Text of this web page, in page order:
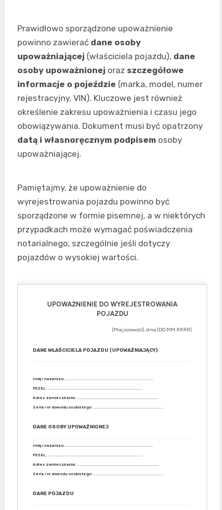
Prawidłowo sporządzone upoważnienie
powinno zawierać dane osoby
upoważniającej (właściciela pojazdu), dane
osoby upoważnionej oraz szczegółowe
informacje o pojeździe (marka, model, numer
rejestracyjny, VIN). Kluczowe jest również
określenie zakresu upoważnienia i czasu jego
obowiązywania. Dokument musi być opatrzony
datą i własnoręcznym podpisem osoby
upoważniającej.
Pamiętajmy, że upoważnienie do
wyrejestrowania pojazdu powinno być
sporządzone w formie pisemnej, a w niektórych
przypadkach może wymagać poświadczenia
notarialnego, szczególnie jeśli dotyczy
pojazdów o wysokiej wartości.
UPOWAŻNIENIE DO WYREJESTROWANIA
POJAZDU
[Miejscowość], dnia [DD.MM.RRRR]
DANE WŁAŚCICIELA POJAZDU (UPOWAŻNIAJĄCY)
Imię i nazwisko:
PESEL:
Adres zamieszkania:
Seria i nr dowodu osobistego:
DANE OSOBY UPOWAŻNIONEJ
Imię i nazwisko:
PESEL:
Adres zamieszkania:
Seria i nr dowodu osobistego:
DANE POJAZDU